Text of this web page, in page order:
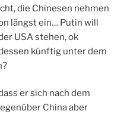
die Chinesen nehmen
längst ein… Putin will
USA stehen, ok
künftig unter dem
er sich nach dem
China aber